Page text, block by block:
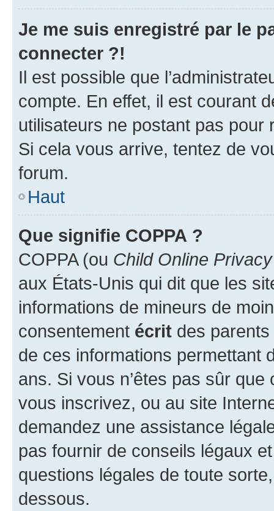
Je me suis enregistré par le
connecter ?!
Il est possible que
compte. En effet, il est courant
utilisateurs ne postant pas pour
Si cela vous arrive, tentez de
forum.
Haut
Que signifie COPPA ?
COPPA (ou Child Online
aux États-Unis qui dit que les
informations de mineurs de
consentement écrit des parents
de ces informations permettant
ans. Si vous n’êtes pas sûr
vous inscrivez, ou au site
demandez une assistance
pas fournir de conseils légaux
questions légales de toute
dessous.